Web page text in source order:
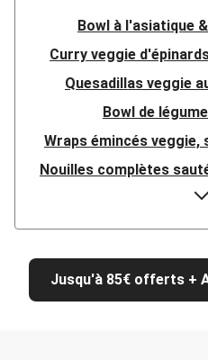
Bowl à l'asiatique
Curry veggie
Quesadillas veggie
Bowl de
Wraps émincés
Nouilles complètes
Nouilles sautées aux
Burger des supporters :
Riz sauté aux émincés
Wok de nouilles
Jusqu'à 85€ offerts +